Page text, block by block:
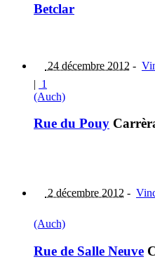
Betclar
24 décembre 2012 -
| 1
(Auch)
Rue du Pouy
2 décembre 2012 -
(Auch)
Rue de Salle Neuve